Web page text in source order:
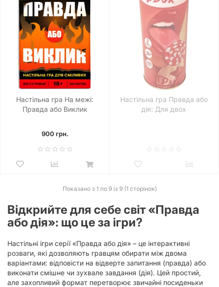
Настільна гра На межі:
Правда або Виклик
900 грн.
Настільна гра Правда або
дія: Для двох
Показано з 1 по 9 із 9 (1 сторінок)
Відкрийте для себе світ «Правда
або дія»: що це за ігри?
Настільні ігри серії «Правда або дія» – це інтерактивні
розваги, які дозволяють гравцям обирати між двома
варіантами: відповісти на відверте запитання (правда) або
виконати смішне чи зухвале завдання (дія). Цей простий,
але захопливий формат перетворює звичайні посиденьки